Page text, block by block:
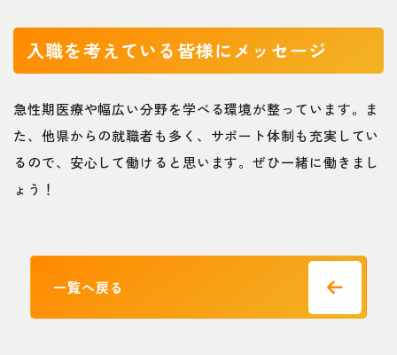
入職を考えている皆様にメッセージ
急性期医療や幅広い分野を学べる環境が整っています。ま
た、他県からの就職者も多く、サポート体制も充実してい
るので、安心して働けると思います。ぜひ一緒に働きまし
ょう！
一覧へ戻る